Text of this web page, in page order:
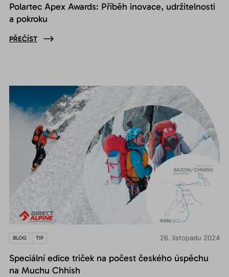
Polartec Apex Awards: Příběh inovace, udržitelnosti
a pokroku
PŘEČÍST
26. listopadu 2024
BLOG TIP
Speciální edice triček na počest českého úspěchu
na Muchu Chhish